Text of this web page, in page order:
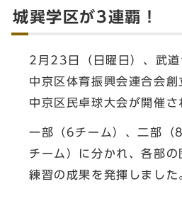
城巽学区が3連覇！
2月23日（日曜日）、武
中京区体育振興会連合会
中京区民卓球大会が開催さ
一部（6チーム）、二部（
チーム）に分かれ、各部
練習の成果を発揮しました